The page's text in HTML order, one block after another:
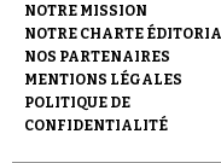
NOTRE MISSION
NOTRE CHARTE
NOS PARTENAIRES
MENTIONS LÉGALES
POLITIQUE DE
CONFIDENTIALITÉ